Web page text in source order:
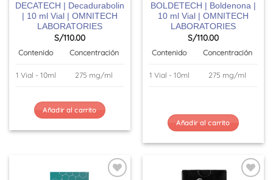
DECATECH | Decadurabolin
| 10 ml Vial | OMNITECH
LABORATORIES
S/110.00
Contenido Concentración
1 Vial - 10ml 275 mg/ml
Añadir al carrito
BOLDETECH | Boldenona |
10 ml Vial | OMNITECH
LABORATORIES
S/110.00
Contenido Concentración
1 Vial - 10ml 275 mg/ml
Añadir al carrito